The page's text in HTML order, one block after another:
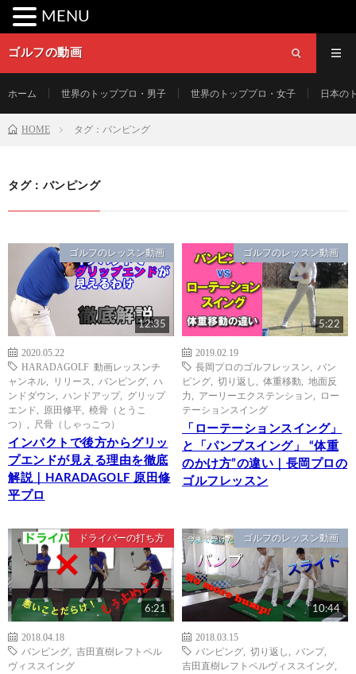
ゴルフの動画
ホーム 世界のトッププロ・男子 世界のトッププロ・女子 日本の
HOME タグ：バンピング
タグ：バンピング
ゴルフのレッスン動画
12:35
2020.05.22
HARADAGOLF 動画レッスンチ
ャンネル
リリース バンピング
ハ
ンドダウン
ハンドアップ, グリップ
エンド
原田修平
橈骨（とうこ
つ）
尺骨（しゃっこつ）
インパクトで後方からグリッ
プエンドが見える理由を徹底
解説｜HARADAGOLF 原田修
平プロ
ゴルフのレッスン動画
5:22
2019.02.19
長岡プロのゴルフレッスン
バン
ピング
切り返し 体重移動
地面反
力
アーリーエクステンション
ロー
テーションスイング
「ローテーションスイング」
と「パンプスイング」 “体重
のかけ方”の違い｜長岡プロの
ゴルフレッスン
ドライバーの打ち方
6:21
2018.04.18
バンピング
吉田直樹レフトペル
ヴィススイング
ゴルフのレッスン動画
10:44
2018.03.15
バンピング
切り返し バンプ,
吉田直樹レフトペルヴィススイング
MENU